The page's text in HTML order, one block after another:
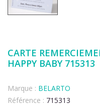
CARTE
HAPPY BABY 715313
Marque : BELARTO
Référence : 715313